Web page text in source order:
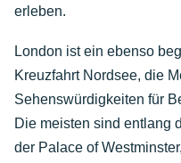
erleben.
London ist ein ebenso
Kreuzfahrt Nordsee, die
Sehenswürdigkeiten für
Die meisten sind entlang
der Palace of